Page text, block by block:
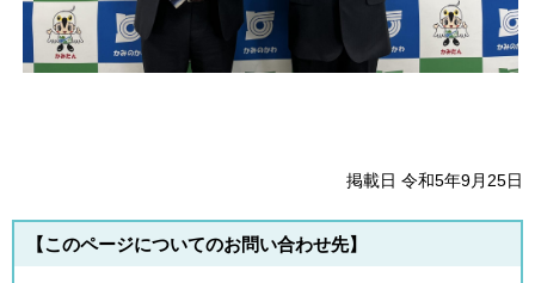
掲載日 令和5年9月25日
【このページについてのお問い合わせ先】